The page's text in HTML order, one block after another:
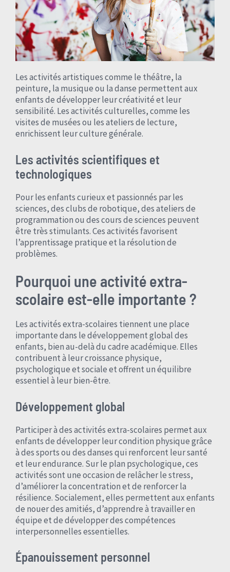
Les activités artistiques comme le théâtre, la
peinture, la musique ou la danse permettent aux
enfants de développer leur créativité et leur
sensibilité. Les activités culturelles, comme les
visites de musées ou les ateliers de lecture,
enrichissent leur culture générale.
Les activités scientifiques et
technologiques
Pour les enfants curieux et passionnés par les
sciences, des clubs de robotique, des ateliers de
programmation ou des cours de sciences peuvent
être très stimulants. Ces activités favorisent
l’apprentissage pratique et la résolution de
problèmes.
Pourquoi une activité extra-
scolaire est-elle importante ?
Les activités extra-scolaires tiennent une place
importante dans le développement global des
enfants, bien au-delà du cadre académique. Elles
contribuent à leur croissance physique,
psychologique et sociale et offrent un équilibre
essentiel à leur bien-être.
Développement global
Participer à des activités extra-scolaires permet aux
enfants de développer leur condition physique grâce
à des sports ou des danses qui renforcent leur santé
et leur endurance. Sur le plan psychologique, ces
activités sont une occasion de relâcher le stress,
d’améliorer la concentration et de renforcer la
résilience. Socialement, elles permettent aux enfants
de nouer des amitiés, d’apprendre à travailler en
équipe et de développer des compétences
interpersonnelles essentielles.
Épanouissement personnel